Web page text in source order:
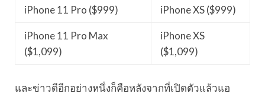
iPhone 11 Pro ($999) iPhone XS ($999)
iPhone 11 Pro Max
($1,099)
iPhone XS
($1,099)
และข่าวดีอีกอย่างหนึ่งก็คือหลังจากที่เปิดตัวแล้วแอ